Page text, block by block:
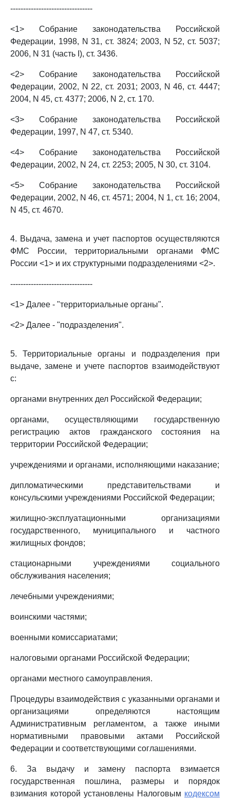
--------------------------------
<1> Собрание законодательства Российской
Федерации, 1998, N 31, ст. 3824; 2003, N 52, ст. 5037;
2006, N 31 (часть I), ст. 3436.
<2> Собрание законодательства Российской
Федерации, 2002, N 22, ст. 2031; 2003, N 46, ст. 4447;
2004, N 45, ст. 4377; 2006, N 2, ст. 170.
<3> Собрание законодательства Российской
Федерации, 1997, N 47, ст. 5340.
<4> Собрание законодательства Российской
Федерации, 2002, N 24, ст. 2253; 2005, N 30, ст. 3104.
<5> Собрание законодательства Российской
Федерации, 2002, N 46, ст. 4571; 2004, N 1, ст. 16; 2004,
N 45, ст. 4670.
4. Выдача, замена и учет паспортов осуществляются
ФМС России, территориальными органами ФМС
России <1> и их структурными подразделениями <2>.
--------------------------------
<1> Далее - "территориальные органы".
<2> Далее - "подразделения".
5. Территориальные органы и подразделения при
выдаче, замене и учете паспортов взаимодействуют
с:
органами внутренних дел Российской Федерации;
органами, осуществляющими государственную
регистрацию актов гражданского состояния на
территории Российской Федерации;
учреждениями и органами, исполняющими наказание;
дипломатическими представительствами и
консульскими учреждениями Российской Федерации;
жилищно-эксплуатационными организациями
государственного, муниципального и частного
жилищных фондов;
стационарными учреждениями социального
обслуживания населения;
лечебными учреждениями;
воинскими частями;
военными комиссариатами;
налоговыми органами Российской Федерации;
органами местного самоуправления.
Процедуры взаимодействия с указанными органами и
организациями определяются настоящим
Административным регламентом, а также иными
нормативными правовыми актами Российской
Федерации и соответствующими соглашениями.
6. За выдачу и замену паспорта взимается
государственная пошлина, размеры и порядок
взимания которой установлены Налоговым кодексом